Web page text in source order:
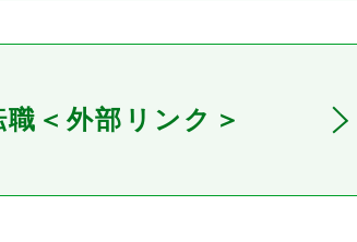
＜外部リンク＞